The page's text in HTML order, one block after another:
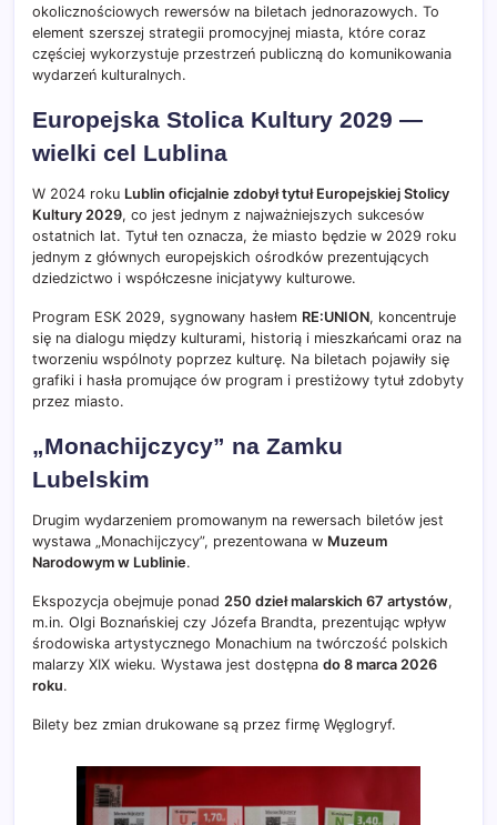
okolicznościowych rewersów na biletach jednorazowych. To
element szerszej strategii promocyjnej miasta, które coraz
częściej wykorzystuje przestrzeń publiczną do komunikowania
wydarzeń kulturalnych.
Europejska Stolica Kultury 2029 —
wielki cel Lublina
W 2024 roku Lublin oficjalnie zdobył tytuł Europejskiej Stolicy
Kultury 2029, co jest jednym z najważniejszych sukcesów
ostatnich lat. Tytuł ten oznacza, że miasto będzie w 2029 roku
jednym z głównych europejskich ośrodków prezentujących
dziedzictwo i współczesne inicjatywy kulturowe.
Program ESK 2029, sygnowany hasłem RE:UNION, koncentruje
się na dialogu między kulturami, historią i mieszkańcami oraz na
tworzeniu wspólnoty poprzez kulturę. Na biletach pojawiły się
grafiki i hasła promujące ów program i prestiżowy tytuł zdobyty
przez miasto.
„Monachijczycy” na Zamku
Lubelskim
Drugim wydarzeniem promowanym na rewersach biletów jest
wystawa „Monachijczycy”, prezentowana w Muzeum
Narodowym w Lublinie.
Ekspozycja obejmuje ponad 250 dzieł malarskich 67 artystów,
m.in. Olgi Boznańskiej czy Józefa Brandta, prezentując wpływ
środowiska artystycznego Monachium na twórczość polskich
malarzy XIX wieku. Wystawa jest dostępna do 8 marca 2026
roku.
Bilety bez zmian drukowane są przez firmę Węglogryf.